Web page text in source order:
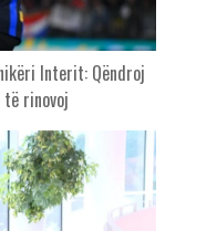
Interit: Qëndroj
rinovoj